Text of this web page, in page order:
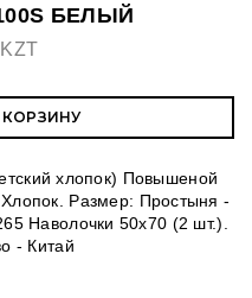
БЕЛЫЙ
хлопок) Повышеной
Размер: Простыня -
Наволочки 50х70 (2 шт.).
- Китай